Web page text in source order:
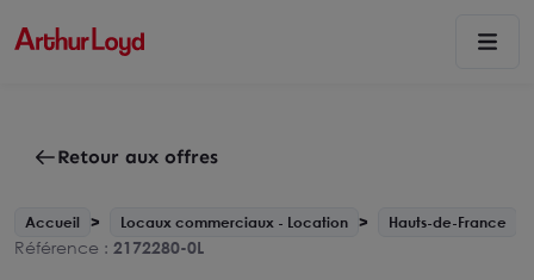
Retour aux offres
Accueil Locaux commerciaux - Location Hauts-de-France
Référence : 2172280-0L